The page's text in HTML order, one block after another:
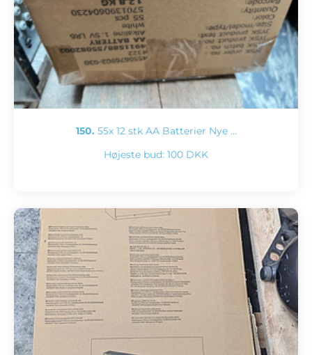
150. 55x 12 stk AA Batterier Nye …
Højeste bud: 100 DKK